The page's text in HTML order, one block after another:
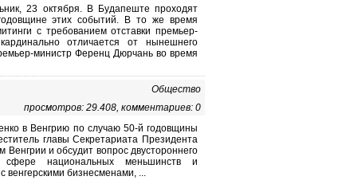
23 октября. В Будапеште проходят
этих событий. В то же время
с требованием отставки премьер-
отличается от нынешнего
министр Ференц Дюрчань во время
Общество
просмотров: 29.408, комментариев: 0
в Венгрию по случаю 50-й годовщины
главы Секретариата Президента
и обсудит вопрос двустороннего
сфере национальных меньшинств и
венгерскими бизнесменами, ...